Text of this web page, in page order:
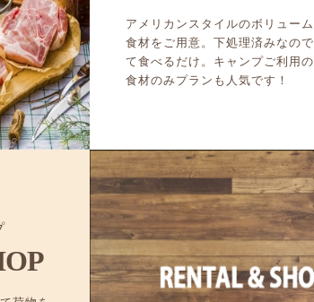
アメリカンスタイルのボリュー
食材をご用意。下処理済みなの
て食べるだけ。キャンプご利用
食材のみプランも人気です！